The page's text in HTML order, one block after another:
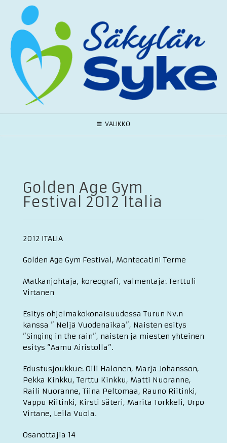
content
VALIKKO
Golden Age Gym
Festival 2012 Italia
2012 ITALIA
Golden Age Gym Festival, Montecatini Terme
Matkanjohtaja, koreografi, valmentaja: Terttuli
Virtanen
Esitys ohjelmakokonaisuudessa Turun Nv.n
kanssa ” Neljä Vuodenaikaa”, Naisten esitys
”Singing in the rain”, naisten ja miesten yhteinen
esitys ”Aamu Airistolla”.
Edustusjoukkue: Oili Halonen, Marja Johansson,
Pekka Kinkku, Terttu Kinkku, Matti Nuoranne,
Raili Nuoranne, Tiina Peltomaa, Rauno Riitinki,
Vappu Riitinki, Kirsti Säteri, Marita Torkkeli, Urpo
Virtane, Leila Vuola.
Osanottajia 14